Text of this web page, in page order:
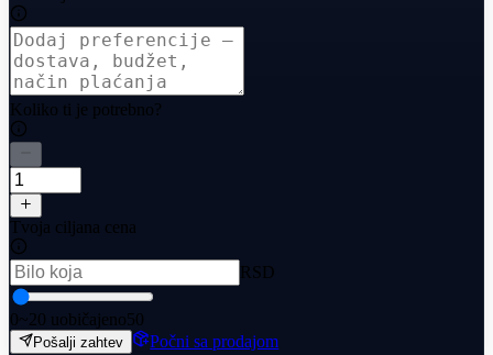
Koliko ti je potrebno?
Tvoja ciljana cena
RSD
0~20 uobičajeno50
Pošalji zahtev
Počni sa prodajom